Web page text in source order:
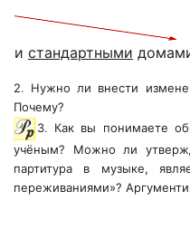
и стандартными
2. Нужно ли внести
Почему?
3. Как вы понимаете
учёным? Можно ли
партитура в музыке,
переживаниями»?